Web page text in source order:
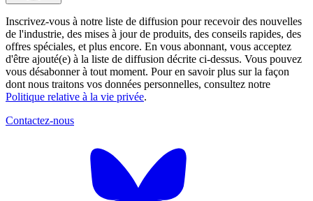
Inscrivez-vous à notre liste de diffusion pour recevoir des nouvelles
de l'industrie, des mises à jour de produits, des conseils rapides, des
offres spéciales, et plus encore. En vous abonnant, vous acceptez
d'être ajouté(e) à la liste de diffusion décrite ci-dessus. Vous pouvez
vous désabonner à tout moment. Pour en savoir plus sur la façon
dont nous traitons vos données personnelles, consultez notre
Politique relative à la vie privée.
Contactez-nous